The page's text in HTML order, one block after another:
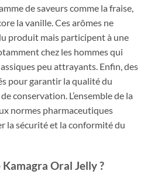
de saveurs comme la fraise,
la vanille. Ces arômes ne
produit mais participent à une
chez les hommes qui
peu attrayants. Enfin, des
pour garantir la qualité du
conservation. L’ensemble de la
normes pharmaceutiques
la sécurité et la conformité du
Oral Jelly ?